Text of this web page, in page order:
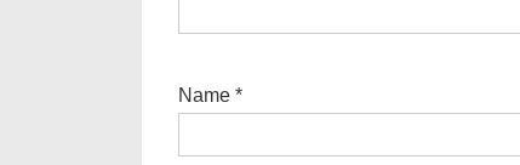
Name *